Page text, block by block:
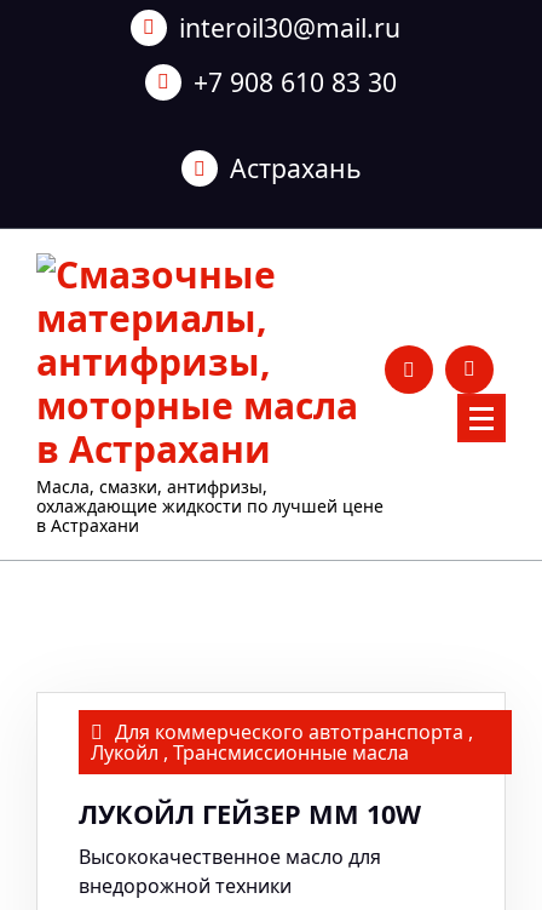
interoil30@mail.ru
+7 908 610 83 30
Астрахань
Масла, смазки, антифризы,
охлаждающие жидкости по лучшей цене
в Астрахани
Для коммерческого автотранспорта ,
Лукойл , Трансмиссионные масла
ЛУКОЙЛ ГЕЙЗЕР ММ 10W
Высококачественное масло для
внедорожной техники